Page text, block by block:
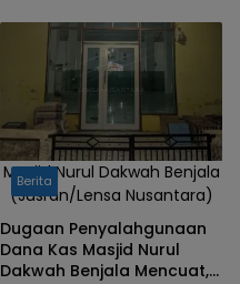
Masjid Nurul Dakwah Benjala
(Jusran/Lensa Nusantara)
Berita
Dugaan Penyalahgunaan
Dana Kas Masjid Nurul
Dakwah Benjala Mencuat,